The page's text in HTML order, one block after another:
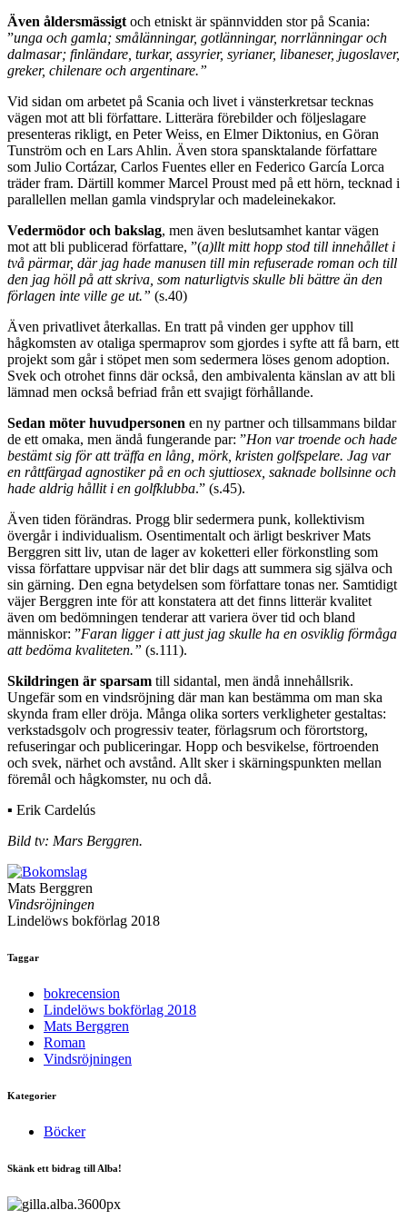
Även åldersmässigtoch etniskt är spännvidden stor på Scania:
”unga och gamla; smålänningar, gotlänningar, norrlänningar och
dalmasar; finländare, turkar, assyrier, syrianer, libaneser, jugoslaver,
greker, chilenare och argentinare.”
Vid sidan om arbetet på Scania och livet i vänsterkretsar tecknas
vägen mot att bli författare. Litterära förebilder och följeslagare
presenteras rikligt, en Peter Weiss, en Elmer Diktonius, en Göran
Tunström och en Lars Ahlin. Även stora spansktalande författare
som Julio Cortázar, Carlos Fuentes eller en Federico García Lorca
träder fram. Därtill kommer Marcel Proust med på ett hörn, tecknad i
parallellen mellan gamla vindsprylar och madeleinekakor.
Vedermödor och bakslag, men även beslutsamhet kantar vägen
mot att bli publicerad författare, ”(a)llt mitt hopp stod till innehållet i
två pärmar, där jag hade manusen till min refuserade roman och till
den jag höll på att skriva, som naturligtvis skulle bli bättre än den
förlagen inte ville ge ut.” (s.40)
Även privatlivet återkallas. En tratt på vinden ger upphov till
hågkomsten av otaliga spermaprov som gjordes i syfte att få barn, ett
projekt som går i stöpet men som sedermera löses genom adoption.
Svek och otrohet finns där också, den ambivalenta känslan av att bli
lämnad men också befriad från ett svajigt förhållande.
Sedan möter huvudpersonen en ny partner och tillsammans bildar
de ett omaka, men ändå fungerande par: ”Hon var troende och hade
bestämt sig för att träffa en lång, mörk, kristen golfspelare. Jag var
en råttfärgad agnostiker på en och sjuttiosex, saknade bollsinne och
hade aldrig hållit i en golfklubba.” (s.45).
Även tiden förändras. Progg blir sedermera punk, kollektivism
övergår i individualism. Osentimentalt och ärligt beskriver Mats
Berggren sitt liv, utan de lager av koketteri eller förkonstling som
vissa författare uppvisar när det blir dags att summera sig själva och
sin gärning. Den egna betydelsen som författare tonas ner. Samtidigt
väjer Berggren inte för att konstatera att det finns litterär kvalitet
även om bedömningen tenderar att variera över tid och bland
människor: ”Faran ligger i att just jag skulle ha en osviklig förmåga
att bedöma kvaliteten.” (s.111).
Skildringen är sparsam till sidantal, men ändå innehållsrik.
Ungefär som en vindsröjning där man kan bestämma om man ska
skynda fram eller dröja. Många olika sorters verkligheter gestaltas:
verkstadsgolv och progressiv teater, förlagsrum och förortstorg,
refuseringar och publiceringar. Hopp och besvikelse, förtroenden
och svek, närhet och avstånd. Allt sker i skärningspunkten mellan
föremål och hågkomster, nu och då.
▪ Erik Cardelús
Bild tv: Mars Berggren.
Mats Berggren
Vindsröjningen
Lindelöws bokförlag 2018
Taggar
bokrecension
Lindelöws bokförlag 2018
Mats Berggren
Roman
Vindsröjningen
Kategorier
Böcker
Skänk ett bidrag till Alba!